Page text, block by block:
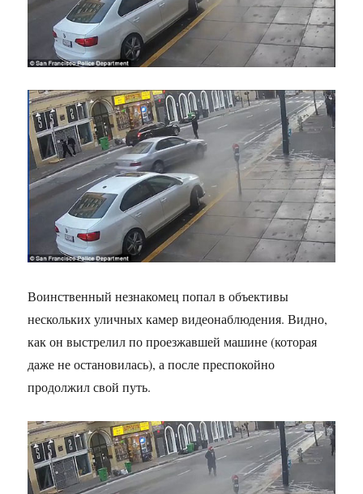
Воинственный незнакомец попал в объективы
нескольких уличных камер видеонаблюдения. Видно,
как он выстрелил по проезжавшей машине (которая
даже не остановилась), а после преспокойно
продолжил свой путь.